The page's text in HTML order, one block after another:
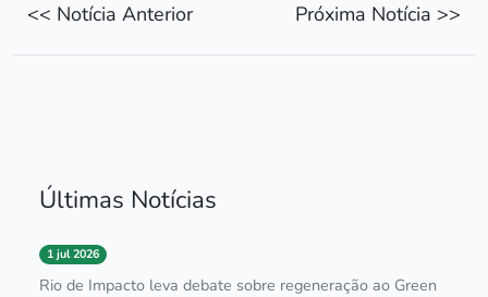
<< Notícia Anterior Próxima Notícia >>
Últimas Notícias
1 jul 2026
Rio de Impacto leva debate sobre regeneração ao Green